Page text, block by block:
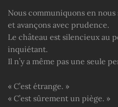
Nous communiquons en
et avançons avec prudence.
Le château est silencieux au
inquiétant.
Il n’y a même pas une seule
« C’est étrange. »
« C’est sûrement un piège. »